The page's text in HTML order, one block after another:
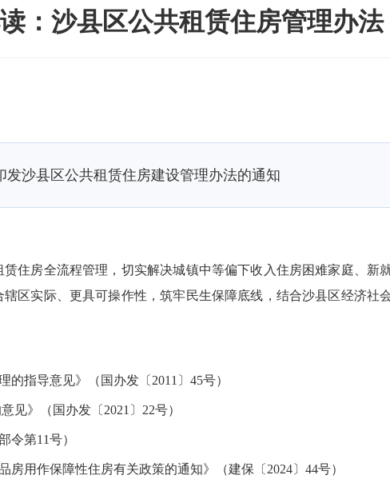
：沙县区公共租赁住房管理办法
沙县区公共租赁住房建设管理办法的通知
房全流程管理，切实解决城镇中等偏下收入住房困难家庭、新
区实际、更具可操作性，筑牢民生保障底线，结合沙县区经济社
指导意见》（国办发〔2011〕45号）
》（国办发〔2021〕22号）
令第11号）
用作保障性住房有关政策的通知》（建保〔2024〕44号）